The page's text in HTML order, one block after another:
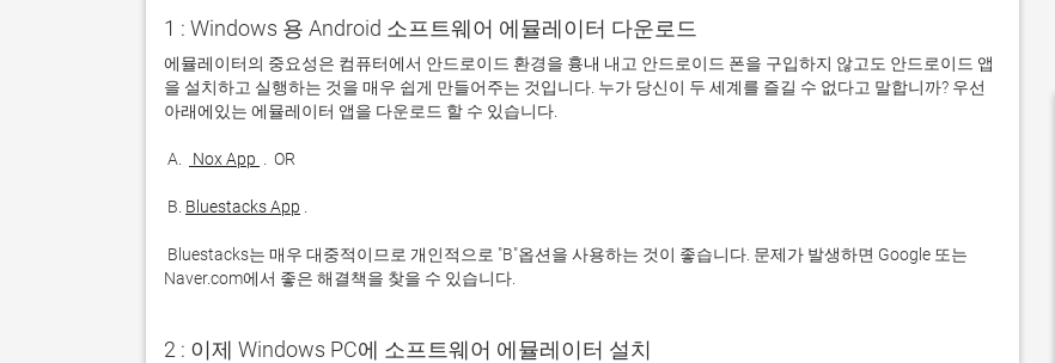
1 : Windows 용 Android 소프트웨어 에뮬레이터 다운로드
에뮬레이터의 중요성은 컴퓨터에서 안드로이드 환경을 흉내 내고 안드로이드 폰을 구입하지 않고도 안드로이드 앱
을 설치하고 실행하는 것을 매우 쉽게 만들어주는 것입니다. 누가 당신이 두 세계를 즐길 수 없다고 말합니까? 우선
A. Nox App
B. Bluestacks App
Naver.com에서 좋은 해결책을 찾을 수 있습니다.
2 : 이제 Windows PC에 소프트웨어 에뮬레이터 설치